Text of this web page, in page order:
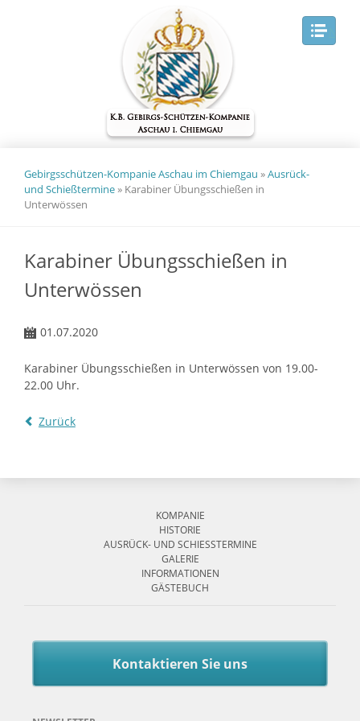
Gebirgsschützen-Kompanie Aschau im Chiemgau »Ausrück-
und Schießtermine» Karabiner Übungsschießen in
Unterwössen
Karabiner Übungsschießen in
Unterwössen
01.07.2020
Karabiner Übungsschießen in Unterwössen von 19.00-
22.00 Uhr.
Zurück
Navigation
KOMPANIE
HISTORIE
AUSRÜCK- UND SCHIESSTERMINE
GALERIE
INFORMATIONEN
GÄSTEBUCH
Kontaktieren Sie uns